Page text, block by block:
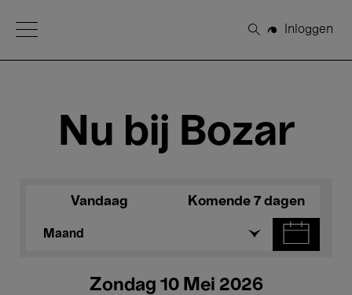
Open Menu
Zoeken
Inloggen
Nu bij Bozar
Vandaag Komende 7 dagen
Maand
Zondag 10 Mei 2026